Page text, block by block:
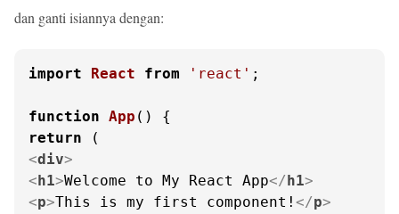
dan ganti isiannya dengan:
import React from 'react' ;
function App (
return
<div>
<h1>Welcome to My React App</h1>
<p>This is my first component! </p>